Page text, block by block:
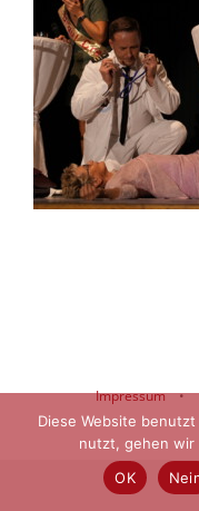
Impressum•
Diese Website
nutzt, gehen wir
OK